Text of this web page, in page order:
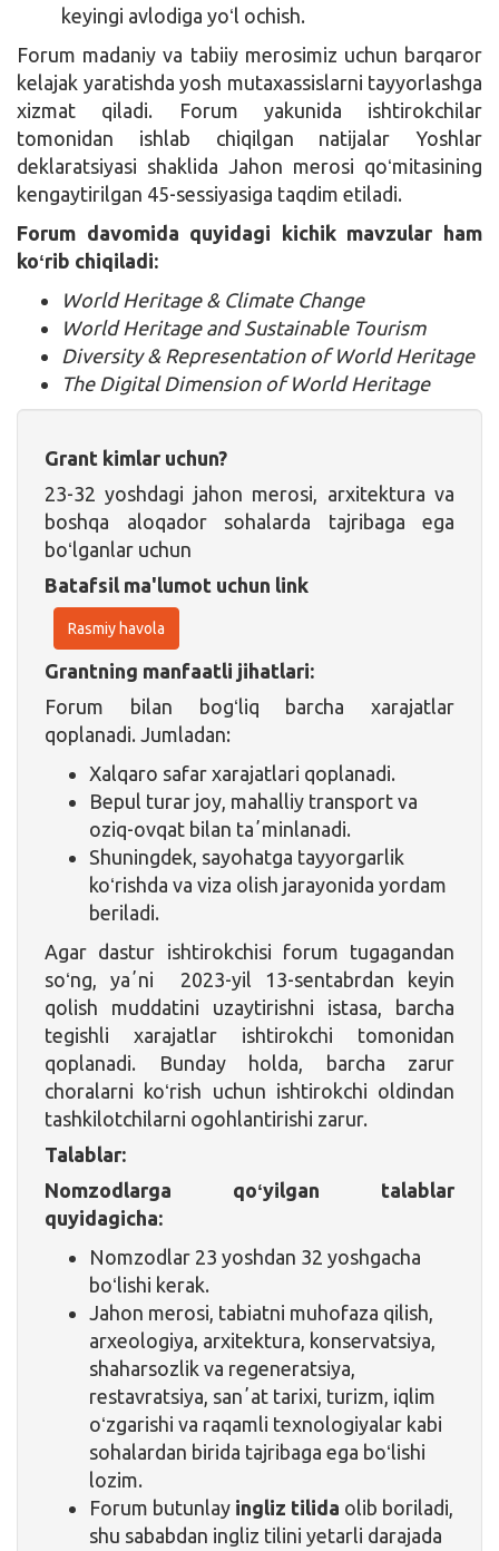
keyingi avlodiga yoʻl ochish.
Forum madaniy va tabiiy merosimiz uchun barqaror
kelajak yaratishda yosh mutaxassislarni tayyorlashga
xizmat qiladi. Forum yakunida ishtirokchilar
tomonidan ishlab chiqilgan natijalar Yoshlar
deklaratsiyasi shaklida Jahon merosi qoʻmitasining
kengaytirilgan 45-sessiyasiga taqdim etiladi.
Forum davomida quyidagi kichik mavzular ham
koʻrib chiqiladi:
World Heritage & Climate Change
World Heritage and Sustainable Tourism
Diversity & Representation of World Heritage
The Digital Dimension of World Heritage
Grant kimlar uchun?
23-32 yoshdagi jahon merosi, arxitektura va
boshqa aloqador sohalarda tajribaga ega
boʻlganlar uchun
Batafsil ma'lumot uchun link
Rasmiy havola
Grantning manfaatli jihatlari:
Forum bilan bogʻliq barcha xarajatlar
qoplanadi. Jumladan:
Xalqaro safar xarajatlari qoplanadi.
Bepul turar joy, mahalliy transport va
oziq-ovqat bilan taʼminlanadi.
Shuningdek, sayohatga tayyorgarlik
koʻrishda va viza olish jarayonida yordam
beriladi.
Agar dastur ishtirokchisi forum tugagandan
soʻng, yaʼni 2023-yil 13-sentabrdan keyin
qolish muddatini uzaytirishni istasa, barcha
tegishli xarajatlar ishtirokchi tomonidan
qoplanadi. Bunday holda, barcha zarur
choralarni koʻrish uchun ishtirokchi oldindan
tashkilotchilarni ogohlantirishi zarur.
Talablar:
Nomzodlarga qoʻyilgan talablar
quyidagicha:
Nomzodlar 23 yoshdan 32 yoshgacha
boʻlishi kerak.
Jahon merosi, tabiatni muhofaza qilish,
arxeologiya, arxitektura, konservatsiya,
shaharsozlik va regeneratsiya,
restavratsiya, sanʼat tarixi, turizm, iqlim
oʻzgarishi va raqamli texnologiyalar kabi
sohalardan birida tajribaga ega boʻlishi
lozim.
Forum butunlay ingliz tilida olib boriladi,
shu sababdan ingliz tilini yetarli darajada